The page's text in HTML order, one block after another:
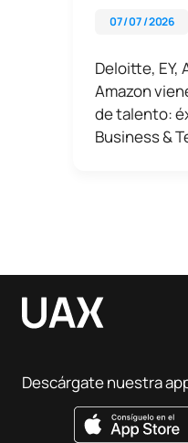
07 / 07 / 2026
Deloitte, EY,
Amazon
de talento:
Business &
Descárgate nuestra